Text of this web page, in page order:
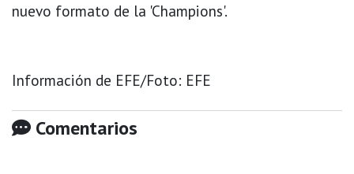
nuevo formato de la 'Champions'.
Información de EFE/Foto: EFE
Comentarios